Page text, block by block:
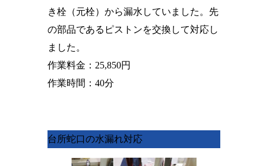
き栓（元栓）から漏水していました。先
の部品であるピストンを交換して対応し
ました。
作業料金 ：25,850円
作業時間 ：40分
台所蛇口の水漏れ対応